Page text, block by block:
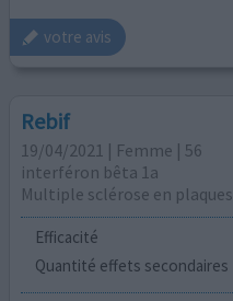
votre avis
Rebif
19/04/2021 | Femme | 56
interféron bêta 1a
Multiple sclérose en plaques
Efficacité
Quantité effets secondaires